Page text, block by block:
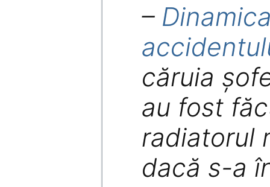
–
căruia
au fost
radiatorul
dacă s-a